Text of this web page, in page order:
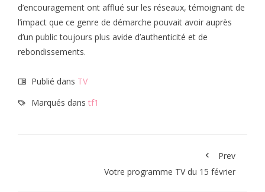
d’encouragement ont afflué sur les réseaux, témoignant de
l’impact que ce genre de démarche pouvait avoir auprès
d’un public toujours plus avide d’authenticité et de
rebondissements.
Publié dans TV
Marqués dans tf1
Prev
Votre programme TV du 15 février